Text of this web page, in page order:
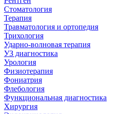
Стоматология
Терапия
Травматология и ортопедия
Трихология
Ударно-волновая терапия
УЗ диагностика
Урология
Физиотерапия
Фониатрия
Флебология
Функциональная диагностика
Хирургия